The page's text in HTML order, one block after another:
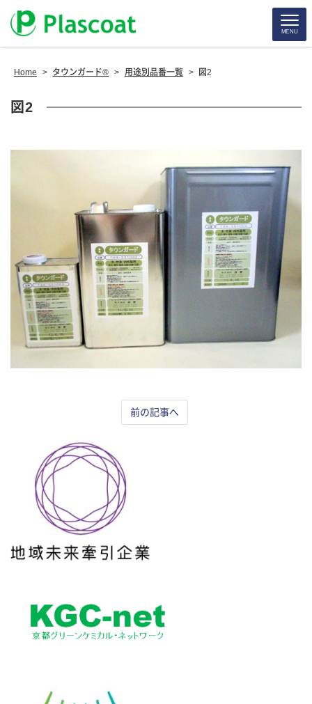
MENU
Home > タウンガード® > 用途別品番一覧 > 図2
図2
前の記事へ